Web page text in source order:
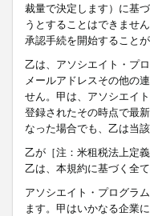
裁量で決定します）に基
うとすることはできません
承認手続を開始することが
乙は、アソシエイト・プ
メールアドレスその他の
せん。甲は、アソシエイ
登録されたその時点で最
なった場合でも、乙は当
乙が［注：米租税法上定
乙は、本規約に基づく全
アソシエイト・プログラ
ます。甲はいかなる企業